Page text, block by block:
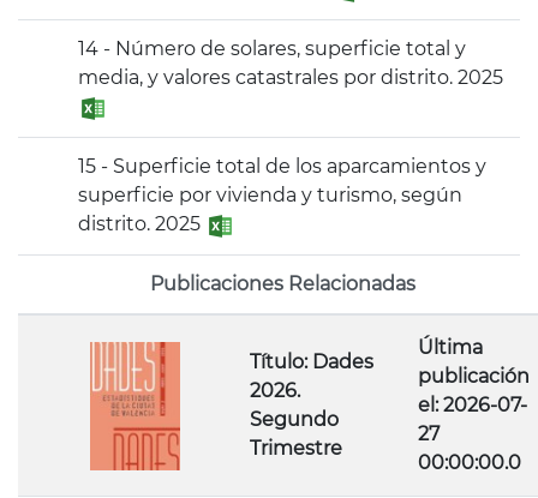
14 - Número de solares, superficie total y
media, y valores catastrales por distrito. 2025
15 - Superficie total de los aparcamientos y
superficie por vivienda y turismo, según
distrito. 2025
Publicaciones Relacionadas
Título: Dades
2026.
Segundo
Trimestre
Última
publicación
el: 2026-07-
27
00:00:00.0